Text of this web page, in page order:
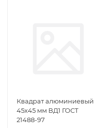
Квадрат алюминиевый
45х45 мм ВД1 ГОСТ
21488-97